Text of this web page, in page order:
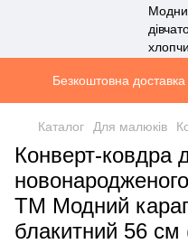
Безкоштовна
Каталог Для малюків
Конверт-ковдра
ТМ Модний
блакитний 56